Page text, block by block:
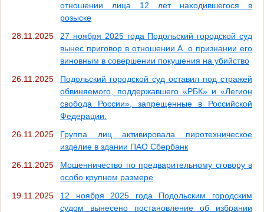
отношении лица 12 лет находившегося в
розыске
28.11.2025
27 ноября 2025 года Подольский городской суд
вынес приговор в отношении А. о признании его
виновным в совершении покушения на убийство
26.11.2025
Подольский городской суд оставил под стражей
обвиняемого, поддержавшего «РБК» и «Легион
свобода России», запрещенные в Российской
Федерации.
26.11.2025
Группа лиц активировала пиротехническое
изделие в здании ПАО Сбербанк
26.11.2025
Мошенничество по предварительному сговору в
особо крупном размере
19.11.2025
12 ноября 2025 года Подольским городским
судом вынесено постановление об избрании